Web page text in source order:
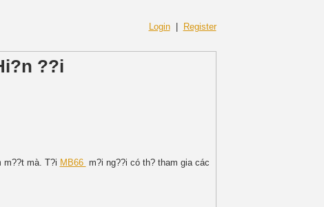
Login|
Register
??i
m??t mà. T?i MB66 m?i ng??i có th? tham gia các